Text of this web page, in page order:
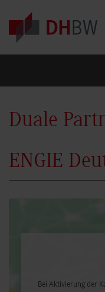
Skip to main content
Duale
ENGIE
Bei Aktivierung der